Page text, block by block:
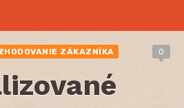
ZÁKAZNÍKA 0